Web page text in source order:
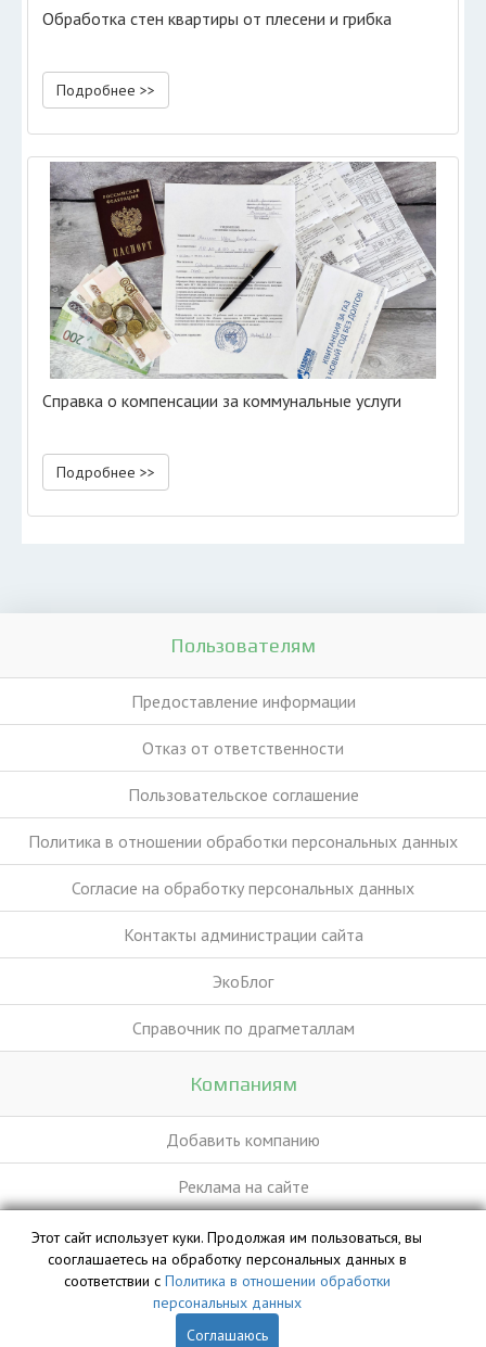
Обработка стен квартиры от плесени и грибка
Подробнее >>
Справка о компенсации за коммунальные услуги
Подробнее >>
Пользователям
Предоставление информации
Отказ от ответственности
Пользовательское соглашение
Политика в отношении обработки персональных данных
Согласие на обработку персональных данных
Контакты администрации сайта
ЭкоБлог
Справочник по драгметаллам
Компаниям
Добавить компанию
Реклама на сайте
База данных сайта vyvoz.org является интеллектуальной
собственностью ООО «Профит» и охраняется законом.
Этот сайт использует куки. Продолжая им пользоваться, вы
сооглашаетесь на обработку персональных данных в
соответствии с Политика в отношении обработки
персональных данных
Соглашаюсь